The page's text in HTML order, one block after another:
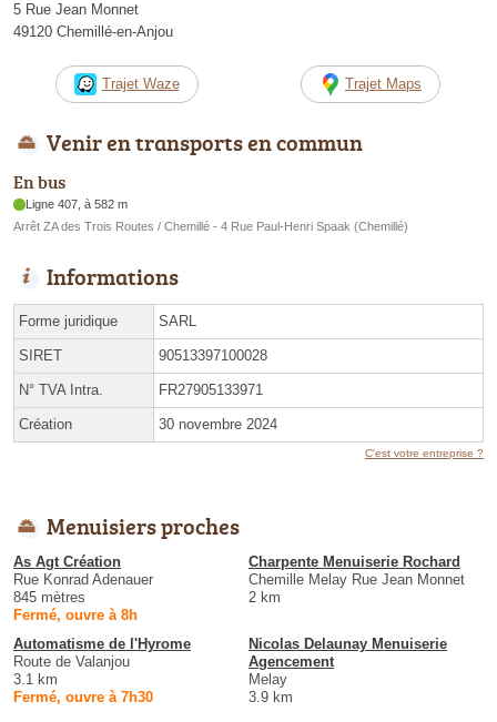
5 Rue Jean Monnet
49120 Chemillé-en-Anjou
Trajet Waze Trajet Maps
Venir en transports en commun
En bus
Ligne 407, à 582 m
Arrêt ZA des Trois Routes / Chemillé - 4 Rue Paul-Henri Spaak (Chemillé)
Informations
Forme juridique SARL
SIRET 90513397100028
N° TVA Intra. FR27905133971
Création 30 novembre 2024
C'est votre entreprise ?
Menuisiers proches
As Agt Création
Rue Konrad Adenauer
845 mètres
Fermé, ouvre à 8h
Charpente Menuiserie Rochard
Chemille Melay Rue Jean Monnet
2 km
Automatisme de l'Hyrome
Route de Valanjou
3.1 km
Fermé, ouvre à 7h30
Nicolas Delaunay Menuiserie
Agencement
Melay
3.9 km